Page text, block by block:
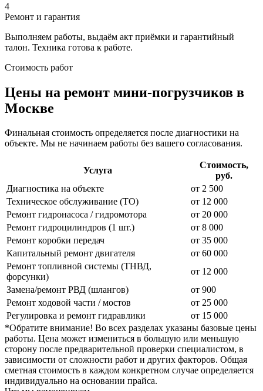
4
Ремонт и гарантия
Выполняем работы, выдаём акт приёмки и гарантийный
талон. Техника готова к работе.
Стоимость работ
Цены на ремонт мини-погрузчиков в
Москве
Финальная стоимость определяется после диагностики на
объекте. Мы не начинаем работы без вашего согласования.
Услуга
Стоимость,
руб.
Диагностика на объекте
от 2 500
Техническое обслуживание (ТО)
от 12 000
Ремонт гидронасоса / гидромотора
от 20 000
Ремонт гидроцилиндров (1 шт.)
от 8 000
Ремонт коробки передач
от 35 000
Капитальный ремонт двигателя
от 60 000
Ремонт топливной системы (ТНВД,
форсунки)
от 12 000
Замена/ремонт РВД (шлангов)
от 900
Ремонт ходовой части / мостов
от 25 000
Регулировка и ремонт гидравлики
от 15 000
*Обратите внимание! Во всех разделах указаны базовые цены
работы. Цена может измениться в большую или меньшую
сторону после предварительной проверки специалистом, в
зависимости от сложности работ и других факторов. Общая
сметная стоимость в каждом конкретном случае определяется
индивидуально на основании прайса.